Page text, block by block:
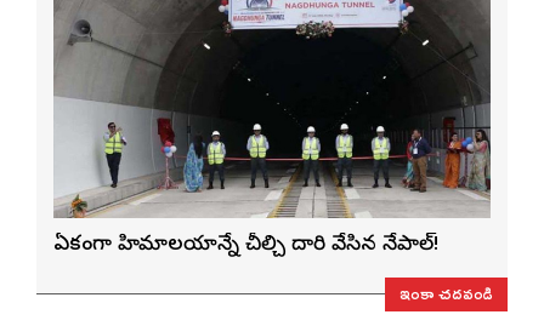
ఏకంగా హిమాలయాన్నే చీల్చి దారి వేసిన నేపాల్!
ఇంకా చదవండి